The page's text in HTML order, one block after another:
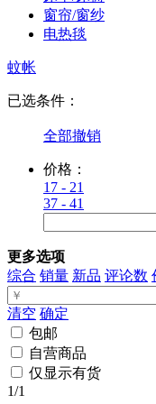
窗帘/窗纱
电热毯
蚊帐
已选条件：
全部撤销
价格：
17 - 21
37 - 41
更多选项
综合 销量 新品 评论数
清空 确定
包邮
自营商品
仅显示有货
1/1